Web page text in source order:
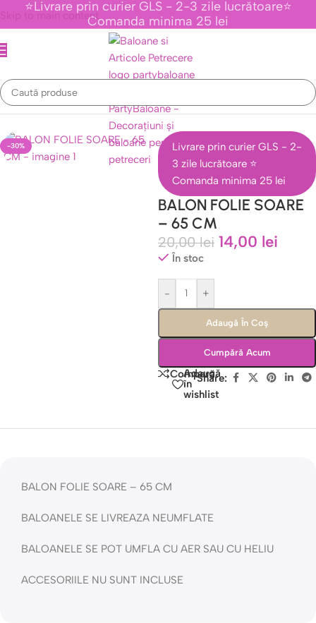
Skip to main content
⭐Livrare prin curier GLS - 2-3 zile lucrătoare⭐
Comanda minima 25 lei
Imprimate si Desene/Baloane Folie Luna , Soare , Nori , Curcubee
-30%
Livrare prin curier GLS - 2-
3 zile lucrătoare ⭐
Comanda minima 25 lei
BALON FOLIE SOARE
– 65 CM
20,00lei 14,00 lei
În stoc
- +
Adaugă În Coș
Cumpără Acum
Compară
Adaugă
în
wishlist
Share:
BALON FOLIE SOARE – 65 CM
BALOANELE SE LIVREAZA NEUMFLATE
BALOANELE SE POT UMFLA CU AER SAU CU HELIU
ACCESORIILE NU SUNT INCLUSE